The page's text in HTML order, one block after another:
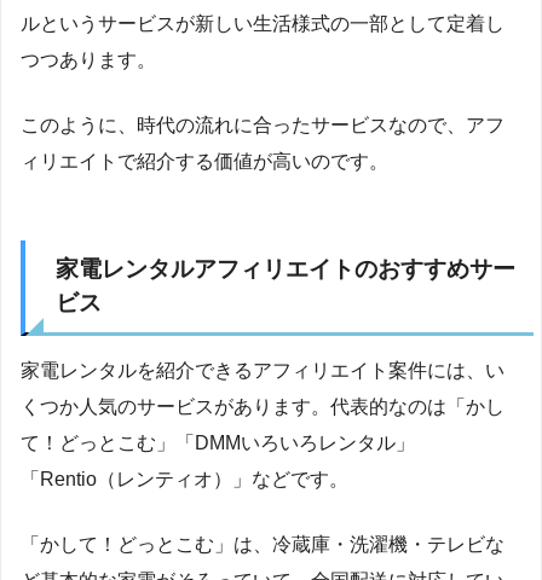
ルというサービスが新しい生活様式の一部として定着し
つつあります。
このように、時代の流れに合ったサービスなので、アフ
ィリエイトで紹介する価値が高いのです。
家電レンタルアフィリエイトのおすすめサー
ビス
家電レンタルを紹介できるアフィリエイト案件には、い
くつか人気のサービスがあります。代表的なのは「かし
て！どっとこむ」「DMMいろいろレンタル」
「Rentio（レンティオ）」などです。
「かして！どっとこむ」は、冷蔵庫・洗濯機・テレビな